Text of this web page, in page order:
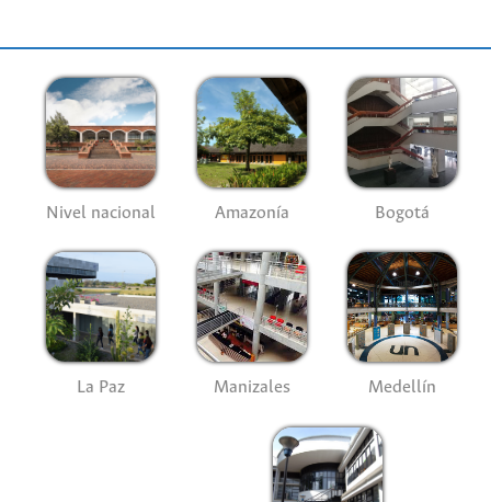
Nivel nacional Amazonía Bogotá
La Paz Manizales Medellín